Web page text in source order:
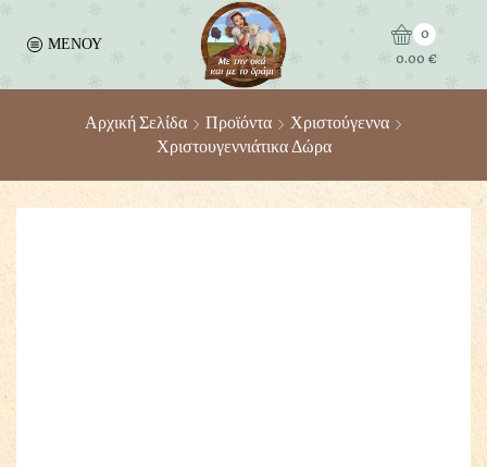
ΜΕΝΟΥ
0
0.00€
Αρχική Σελίδα Προϊόντα
Χριστούγεννα
Χριστουγεννιάτικα Δώρα